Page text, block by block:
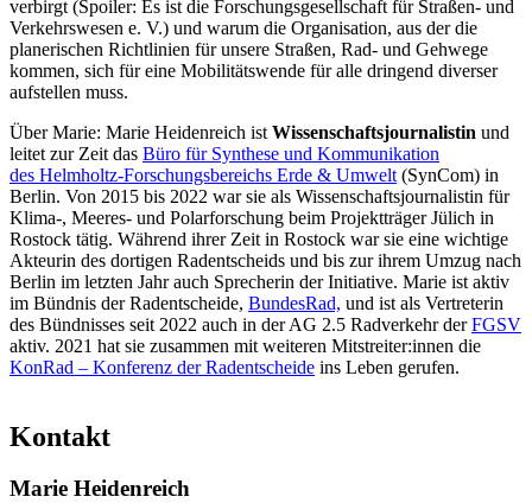
verbirgt (Spoiler: Es ist die Forschungsgesellschaft für Straßen- und
Verkehrswesen e. V.) und warum die Organisation, aus der die
planerischen Richtlinien für unsere Straßen, Rad- und Gehwege
kommen, sich für eine Mobilitätswende für alle dringend diverser
aufstellen muss.
Über Marie: Marie Heidenreich ist Wissenschaftsjournalistin und
leitet zur Zeit das Büro für Synthese und Kommunikation
des Helmholtz-Forschungsbereichs Erde & Umwelt (SynCom) in
Berlin. Von 2015 bis 2022 war sie als Wissenschaftsjournalistin für
Klima-, Meeres- und Polarforschung beim Projektträger Jülich in
Rostock tätig. Während ihrer Zeit in Rostock war sie eine wichtige
Akteurin des dortigen Radentscheids und bis zur ihrem Umzug nach
Berlin im letzten Jahr auch Sprecherin der Initiative. Marie ist aktiv
im Bündnis der Radentscheide, BundesRad, und ist als Vertreterin
des Bündnisses seit 2022 auch in der AG 2.5 Radverkehr derFGSV
aktiv. 2021 hat sie zusammen mit weiteren Mitstreiter:innen die
KonRad – Konferenz der Radentscheide ins Leben gerufen.
Kontakt
Marie Heidenreich